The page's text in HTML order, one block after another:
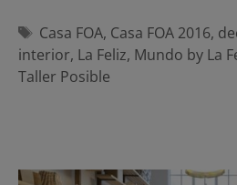
Etiquetas
Casa FOA, Casa FOA 2016,
interior, La Feliz, Mundo by La
Taller Posible